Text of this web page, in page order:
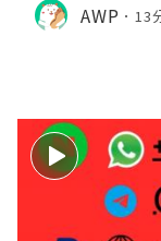
AWP 13